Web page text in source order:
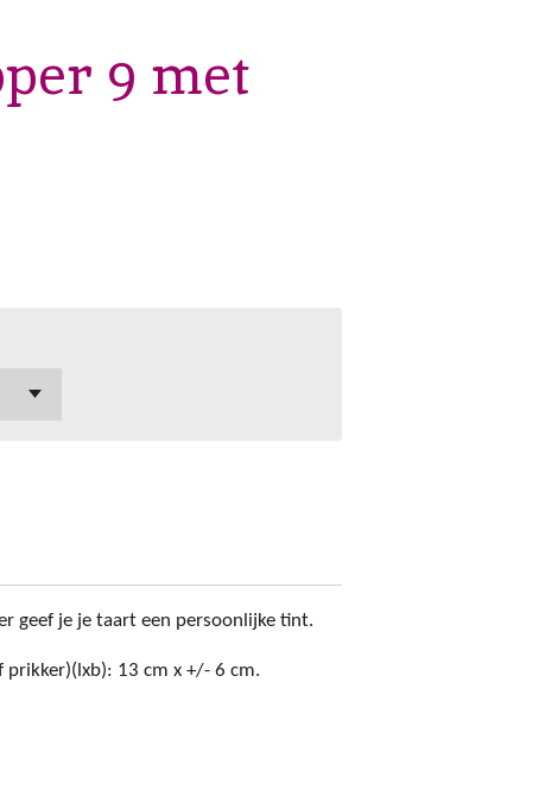
9 met
geef je je taart een persoonlijke tint.
13 cm x +/- 6 cm.